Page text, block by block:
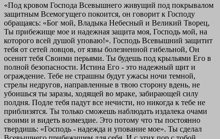
«Под кровом Господа Всевышнего живущий под покрывалом
защитным Всемогущего покоится, он говорит к Господу
обращаясь: «Бог мой, Владыка Небесный и Великий Творец,
Ты прибежище мое и надежная защита моя, Господь мой, на
которого всей душой уповаю!». Господь Всевышний защитит
тебя от сетей ловцов, от язвы болезненной гибельной, Он
осенит тебя Своими перьями. Ты будешь под крыльями Его в
полной безопасности. Истина Его - это надежный щит и
ограждение. Тебе не страшны будут ужасы ночи темной,
стрелы недругов, направленные в твою сторону вдень, не
убоишься ты заразы, ходящей во мраке, забирающей силу
полдня. Подле тебя падут все нечисти, но никогда к тебе не
приблизятся. Ты только сможешь наблюдать издалека очами
своими и видеть возмездие. Это потому что ты постоянно
твердишь: «Господь - надежда и упование мое». Ты сделал